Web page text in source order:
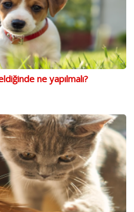
ne yapılmalı?